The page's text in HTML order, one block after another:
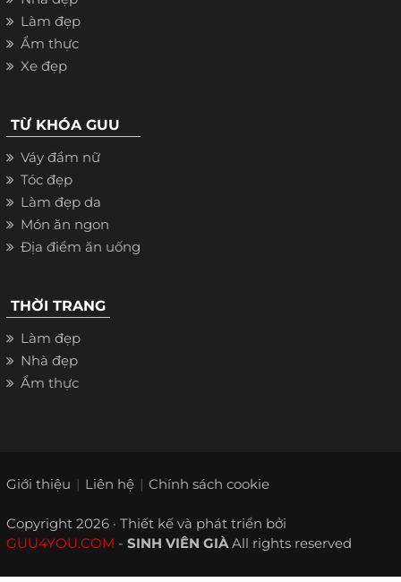
Làm đẹp
Ẩm thực
Xe đẹp
TỪ KHÓA GUU
Váy đầm nữ
Tóc đẹp
Làm đẹp da
Món ăn ngon
Địa điểm ăn uống
THỜI TRANG
Làm đẹp
Nhà đẹp
Ẩm thực
Giới thiệu Liên hệ Chính sách cookie
Copyright 2026 · Thiết kế và phát triển bởi
GUU4YOU.COM - SINH VIÊN GIÀAll rights reserved